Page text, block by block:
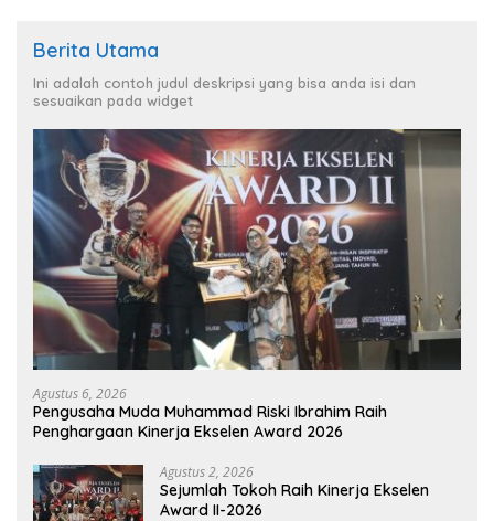
Berita Utama
Ini adalah contoh judul deskripsi yang bisa anda isi dan
sesuaikan pada widget
Agustus 6, 2026
Pengusaha Muda Muhammad Riski Ibrahim Raih
Penghargaan Kinerja Ekselen Award 2026
Agustus 2, 2026
Sejumlah Tokoh Raih Kinerja Ekselen
Award II-2026